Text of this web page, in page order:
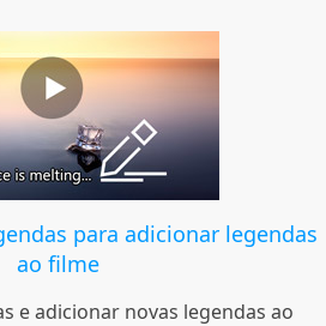
para adicionar legendas
ao filme
e adicionar novas legendas ao